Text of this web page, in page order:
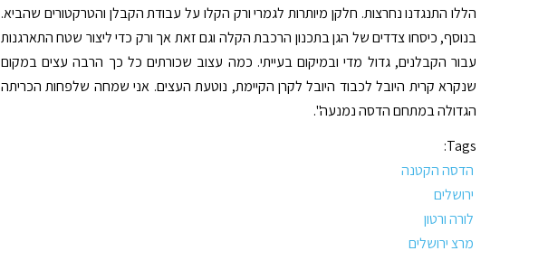
הללו התנגדנו נחרצות. חלקן מיותרות לגמרי ורק הקלו על עבודת הקבלן והטרקטורים שהביא.
בנוסף, כיסחו צדדים של הגן בתכנון הרכבת הקלה וגם זאת אך ורק כדי ליצור שטח התארגנות
עבור הקבלנים, גדול מדי ובמיקום בעייתי. כמה עצוב שכורתים כל כך הרבה עצים במקום
שנקרא קרית היובל לכבוד היובל לקרן הקיימת, נוטעת העצים. אני שמחה שלפחות הכריתה
הגדולה במתחם הדסה נמנעה".
Tags:
הדסה הקטנה
ירושלים
לורה ורטון
מרצ ירושלים